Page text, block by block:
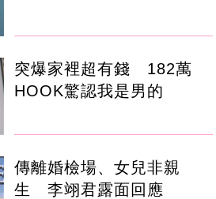
突爆家裡超有錢 182萬
HOOK驚認我是男的
傳離婚檢場、女兒非親
生 李翊君露面回應